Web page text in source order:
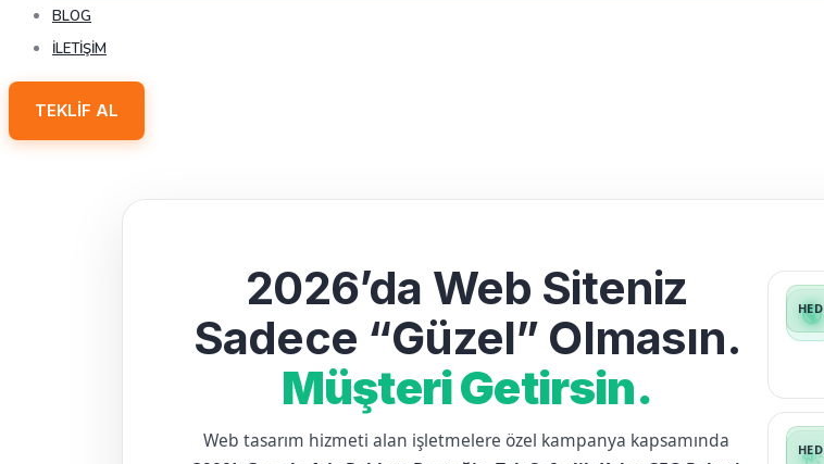
BLOG
İLETIŞIM
TEKLIF AL
2026’da Web Siteniz
Sadece “Güzel” Olmasın.
Müşteri Getirsin.
Web tasarım hizmeti alan işletmelere özel kampanya kapsamında
public
campaign